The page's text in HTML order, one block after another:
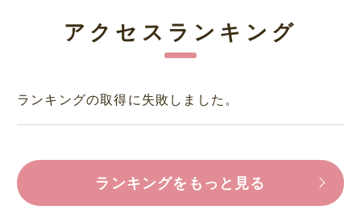
アクセスランキング
ランキングの取得に失敗しました。
ランキングをもっと見る